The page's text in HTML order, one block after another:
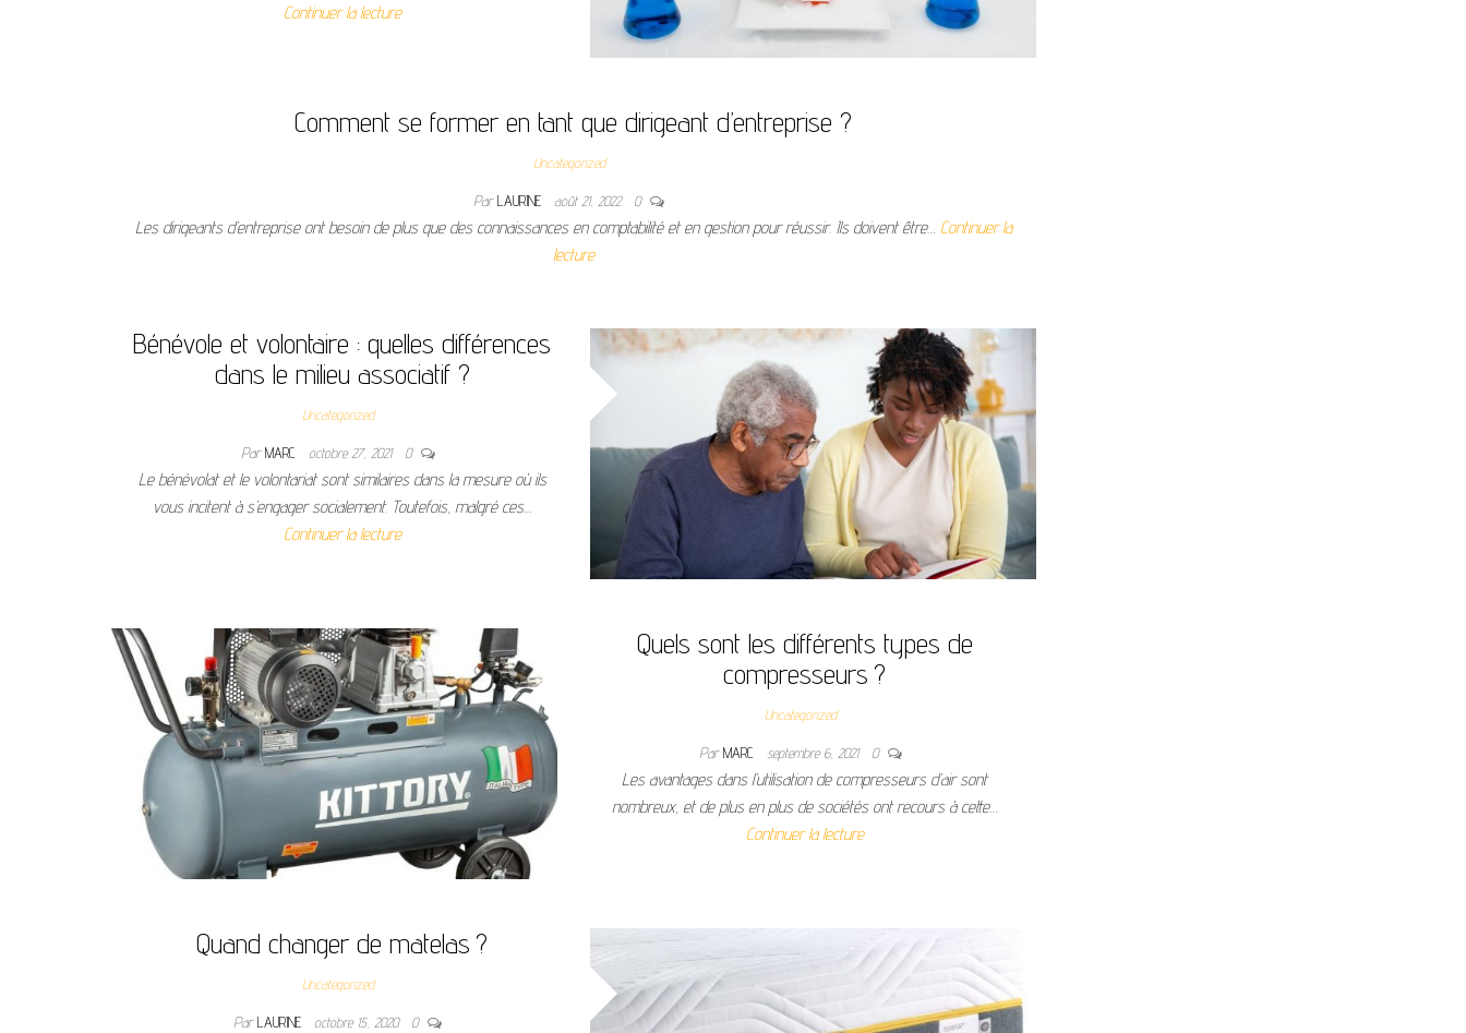
Continuer la lecture
Comment se former en tant que dirigeant d’entreprise ?
Uncategorized
ParLAURINE août 21, 2022 0
Les dirigeants d’entreprise ont besoin de plus que des connaissances en comptabilité et en gestion pour réussir. Ils doivent être… Continuer la
lecture
Bénévole et volontaire : quelles différences
dans le milieu associatif ?
Uncategorized
ParMARC octobre 27, 2021 0
Le bénévolat et le volontariat sont similaires dans la mesure où ils
vous incitent à s’engager socialement. Toutefois, malgré ces…
Continuer la lecture
Quels sont les différents types de
compresseurs ?
Uncategorized
ParMARC septembre 6, 2021 0
Les avantages dans l’utilisation de compresseurs d’air sont
nombreux, et de plus en plus de sociétés ont recours à cette…
Continuer la lecture
Quand changer de matelas ?
Uncategorized
ParLAURINE octobre 15, 2020 0